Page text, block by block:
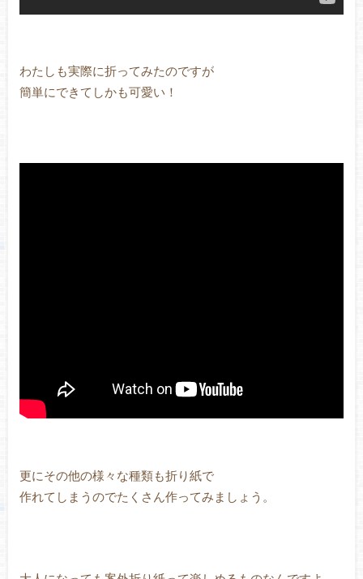
わたしも実際に折ってみたのですが
簡単にできてしかも可愛い！
更にその他の様々な種類も折り紙で
作れてしまうのでたくさん作ってみましょう。